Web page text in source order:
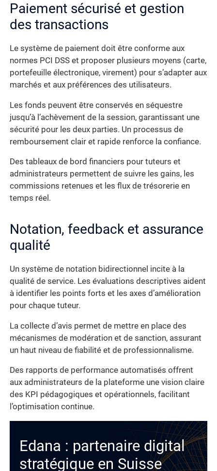
Paiement sécurisé et gestion
des transactions
Le système de paiement doit être conforme aux
normes PCI DSS et proposer plusieurs moyens (carte,
portefeuille électronique, virement) pour s’adapter aux
marchés et aux préférences des utilisateurs.
Les fonds peuvent être conservés en séquestre
jusqu’à l’achèvement de la session, garantissant une
sécurité pour les deux parties. Un processus de
remboursement clair et rapide renforce la confiance.
Des tableaux de bord financiers pour tuteurs et
administrateurs permettent de suivre les gains, les
commissions retenues et les flux de trésorerie en
temps réel.
Notation, feedback et assurance
qualité
Un système de notation bidirectionnel incite à la
qualité de service. Les évaluations descriptives aident
à identifier les points forts et les axes d’amélioration
pour chaque tuteur.
La collecte d’avis permet de mettre en place des
mécanismes de modération et de sanction, assurant
un haut niveau de fiabilité et de professionnalisme.
Des rapports de performance automatisés offrent
aux administrateurs de la plateforme une vision claire
des KPI pédagogiques et opérationnels, facilitant
l’optimisation continue.
Edana : partenaire digital
stratégique en Suisse